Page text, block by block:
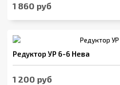
1 860 руб
Редуктор УР 6-6 Нева
1 200 руб